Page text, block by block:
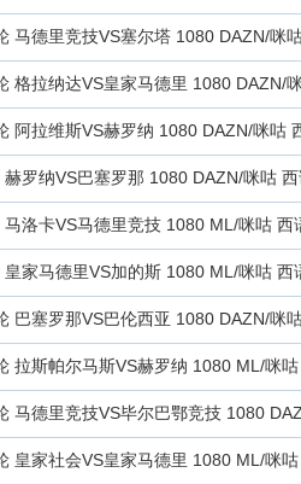
马德里竞技VS塞尔塔 1080 DAZN/咪
格拉纳达VS皇家马德里 1080 DAZN/
阿拉维斯VS赫罗纳 1080 DAZN/咪咕
罗纳VS巴塞罗那 1080 DAZN/咪咕
洛卡VS马德里竞技 1080 ML/咪咕 西
家马德里VS加的斯 1080 ML/咪咕 西
巴塞罗那VS巴伦西亚 1080 DAZN/咪
拉斯帕尔马斯VS赫罗纳 1080 ML/咪
马德里竞技VS毕尔巴鄂竞技 1080
皇家社会VS皇家马德里 1080 ML/咪